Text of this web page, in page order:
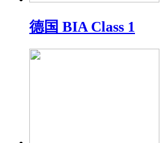
德国 BIA Class 1